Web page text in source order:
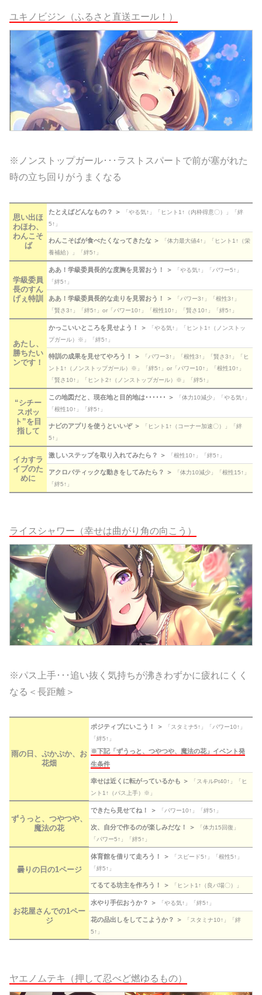
ユキノビジン（ふるさと直送エール！）
※ノンストップガール･･･ラストスパートで前が塞がれた
時の立ち回りがうまくなる
思い出ほ
わほわ、
わんこそ
ば
たとえばどんなもの？ ＞
「やる気↑」「ヒント1↑（内枠得意〇）」「絆
5↑」
わんこそばが食べたくなってきたな ＞
「体力最大値4↑」「ヒント1↑（栄
養補給）」「絆5↑」
学級委員
長のすん
げぇ特訓
ああ！学級委員長的な度胸を見習おう！ ＞
「やる気↑」「パワー5↑」
「絆5↑」
ああ！学級委員長的な走りを見習おう！ ＞
「パワー3↑」「根性3↑」
「賢さ3↑」「絆5↑」or「パワー10↑」「根性10↑」「賢さ10↑」「絆5↑」
あたし、
勝ちたい
ンです！
かっこいいところを見せよう！ ＞
「やる気↑」「ヒント1↑（ノンストッ
プガール）※」「絆5↑」
特訓の成果を見せてやろう！ ＞
「パワー3↑」「根性3↑」「賢さ3↑」「ヒ
ント1↑（ノンストップガール）※」「絆5↑」or「パワー10↑」「根性10↑」
「賢さ10↑」「ヒント2↑（ノンストップガール）※」「絆5↑」
“シチー
スポッ
ト”を目
指して
この地図だと、現在地と目的地は･･････ ＞
「体力10減少」「やる気↑」
「根性10↑」「絆5↑」
ナビのアプリを使うといいぞ ＞
「ヒント1↑（コーナー加速〇）」「絆
5↑」
イカすラ
イブのた
めに
激しいステップを取り入れてみたら？ ＞ 「根性10↑」「絆5↑」
アクロバティックな動きをしてみたら？ ＞
「体力10減少」「根性15↑」
「絆5↑」
ライスシャワー（幸せは曲がり角の向こう）
※パス上手･･･追い抜く気持ちが沸きわずかに疲れにくく
なる＜長距離＞
雨の日、ぷかぷか、お
花畑
ポジティブにいこう！ ＞
「スタミナ5↑」「パワー10↑」
「絆5↑」
※下記「ずうっと、つやつや、魔法の花」イベント発
生条件
幸せは近くに転がっているかも ＞
「スキルPt40↑」「ヒ
ント1↑（パス上手）※」
ずうっと、つやつや、
魔法の花
できたら見せてね！ ＞ 「パワー10↑」「絆5↑」
次、自分で作るのが楽しみだな！ ＞
「体力15回復」
「パワー5↑」「絆5↑」
曇りの日の1ページ
体育館を借りて走ろう！ ＞
「スピード5↑」「根性5↑」
「絆5↑」
てるてる坊主を作ろう！ ＞ 「ヒント1↑（良バ場〇）」
お花屋さんでの1ペー
ジ
水やり手伝おうか？ ＞ 「やる気↑」「絆5↑」
花の品出しをしてこようか？ ＞
「スタミナ10↑」「絆
5↑」
ヤエノムテキ（押して忍べど燃ゆるもの）